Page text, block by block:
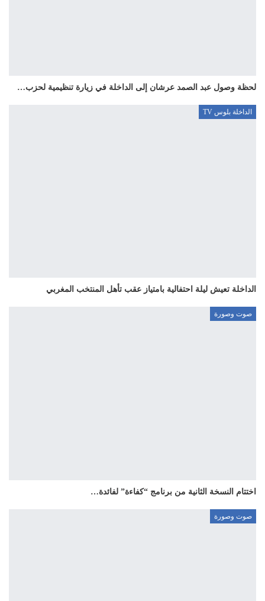
لحظة وصول عبد الصمد عرشان إلى الداخلة في زيارة تنظيمية لحزب…
الداخلة بلوس TV
الداخلة تعيش ليلة احتفالية بامتياز عقب تأهل المنتخب المغربي
صوت وصورة
اختتام النسخة الثانية من برنامج “كفاءة” لفائدة…
صوت وصورة